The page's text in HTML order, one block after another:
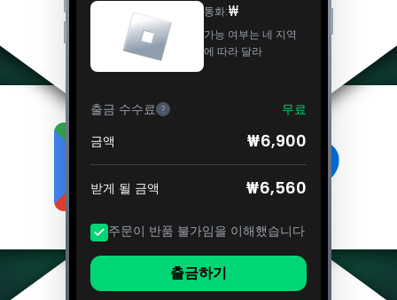
통화:₩
가능 여부는 네 지역
에 따라 달라
출금 수수료 ?
무료
금액
₩6,900
받게 될 금액 ₩6,560
주문이 반품 불가임을 이해했습니다
출금하기